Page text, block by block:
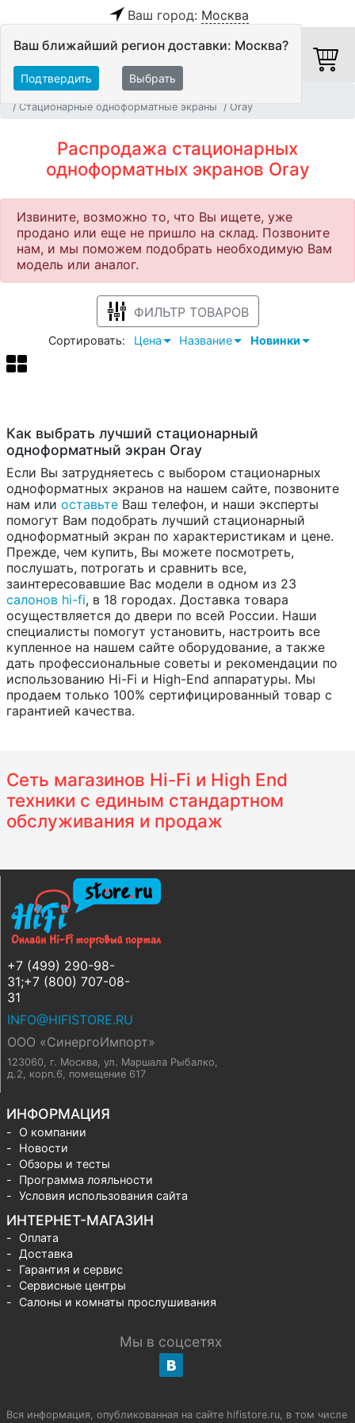
Ваш город: Москва
Ваш ближайший регион доставки: Москва?
Подтвердить Выбрать
Стационарные одноформатные экраны
Oray
Распродажа стационарных
одноформатных экранов Oray
Извините, возможно то, что Вы ищете, уже
продано или еще не пришло на склад. Позвоните
нам, и мы поможем подобрать необходимую Вам
модель или аналог.
ФИЛЬТР ТОВАРОВ
Сортировать: Цена Название Новинки
Как выбрать лучший стационарный
одноформатный экран Oray
Если Вы затрудняетесь с выбором стационарных
одноформатных экранов на нашем сайте, позвоните
нам или оставьте Ваш телефон, и наши эксперты
помогут Вам подобрать лучший стационарный
одноформатный экран по характеристикам и цене.
Прежде, чем купить, Вы можете посмотреть,
послушать, потрогать и сравнить все,
заинтересовавшие Вас модели в одном из 23
салонов hi-fi, в 18 городах. Доставка товара
осуществляется до двери по всей России. Наши
специалисты помогут установить, настроить все
купленное на нашем сайте оборудование, а также
дать профессиональные советы и рекомендации по
использованию Hi-Fi и High-End аппаратуры. Мы
продаем только 100% сертифицированный товар с
гарантией качества.
Сеть магазинов Hi-Fi и High End
техники с единым стандартном
обслуживания и продаж
+7 (499) 290-98-
31;+7 (800) 707-08-
31
INFO@HIFISTORE.RU
ООО «СинергоИмпорт»
123060, г. Москва, ул. Маршала Рыбалко,
д.2, корп.6, помещение 617
ИНФОРМАЦИЯ
О компании
Новости
Обзоры и тесты
Программа лояльности
Условия использования сайта
ИНТЕРНЕТ-МАГАЗИН
Оплата
Доставка
Гарантия и сервис
Сервисные центры
Салоны и комнаты прослушивания
Мы в соцсетях
Вся информация, опубликованная на сайте hifistore.ru, в том числе